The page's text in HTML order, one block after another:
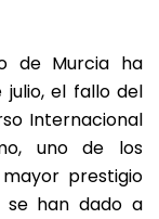
de Murcia ha
el fallo del
Internacional
uno de los
prestigio
se han dado a